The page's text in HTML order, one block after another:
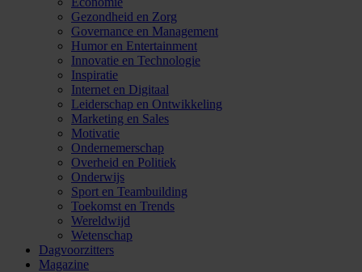
Gezondheid en Zorg
Governance en Management
Humor en Entertainment
Innovatie en Technologie
Inspiratie
Internet en Digitaal
Leiderschap en Ontwikkeling
Marketing en Sales
Motivatie
Ondernemerschap
Overheid en Politiek
Onderwijs
Sport en Teambuilding
Toekomst en Trends
Wereldwijd
Wetenschap
Dagvoorzitters
Magazine